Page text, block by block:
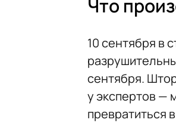
Что
10 сентября в
сентября.
у экспертов —
превратиться